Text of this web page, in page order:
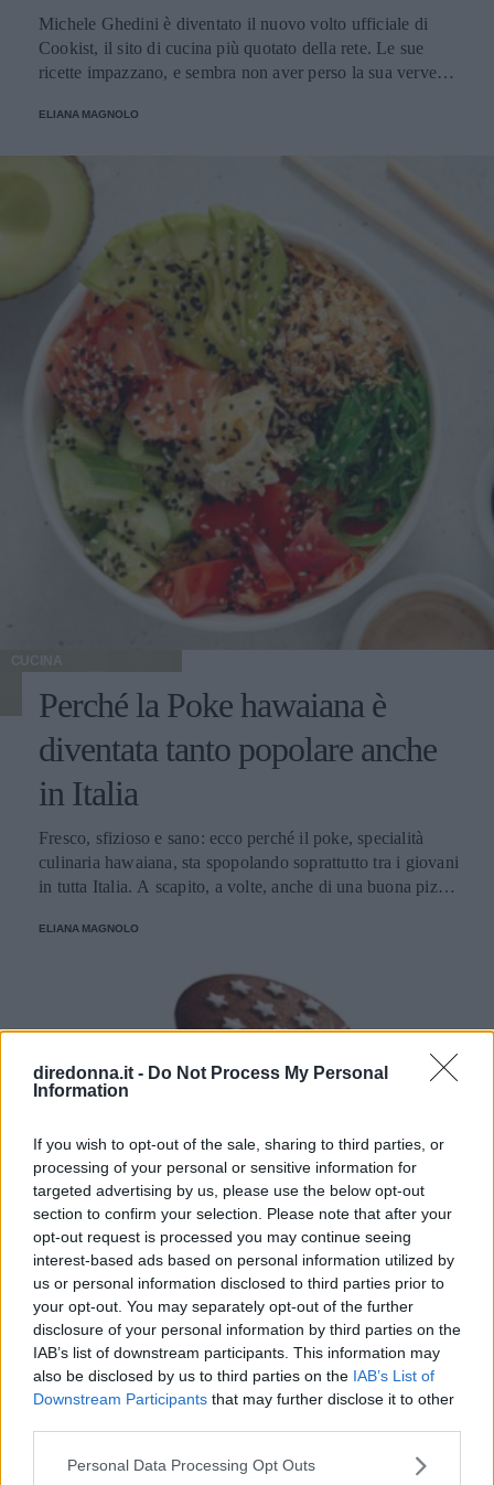
diredonna.it - Do Not Process My Personal
Information
If you wish to opt-out of the sale, sharing to third parties, or
processing of your personal or sensitive information for
targeted advertising by us, please use the below opt-out
section to confirm your selection. Please note that after your
opt-out request is processed you may continue seeing
interest-based ads based on personal information utilized by
us or personal information disclosed to third parties prior to
your opt-out. You may separately opt-out of the further
disclosure of your personal information by third parties on the
IAB’s list of downstream participants. This information may
also be disclosed by us to third parties on the IAB’s List of
Downstream Participants that may further disclose it to other
Please note that this website/app uses one or more Google
Personal Data Processing Opt Outs
Michele Ghedini è diventato il nuovo volto ufficiale di
Cookist, il sito di cucina più quotato della rete. Le sue
ricette impazzano, e sembra non aver perso la sua verve
veramente stupendo.
ELIANA MAGNOLO
CUCINA
Perché la Poke hawaiana è
diventata tanto popolare anche
in Italia
Fresco, sfizioso e sano: ecco perché il poke, specialità
culinaria hawaiana, sta spopolando soprattutto tra i giovani
in tutta Italia. A scapito, a volte, anche di una buona pizza.
ELIANA MAGNOLO